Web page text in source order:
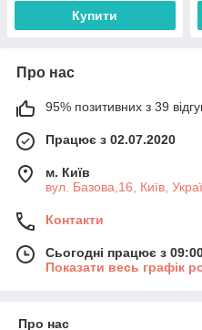
Купити
Про нас
95% позитивних з 39
Працює з 02.07.2020
м. Київ
вул. Базова,16, Київ,
Контакти
Сьогодні працює з
Показати весь графік
Про нас